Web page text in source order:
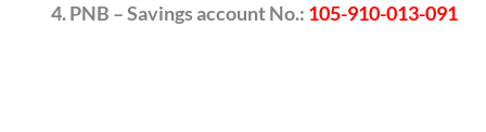
PNB – Savings account No.: 105-910-013-091